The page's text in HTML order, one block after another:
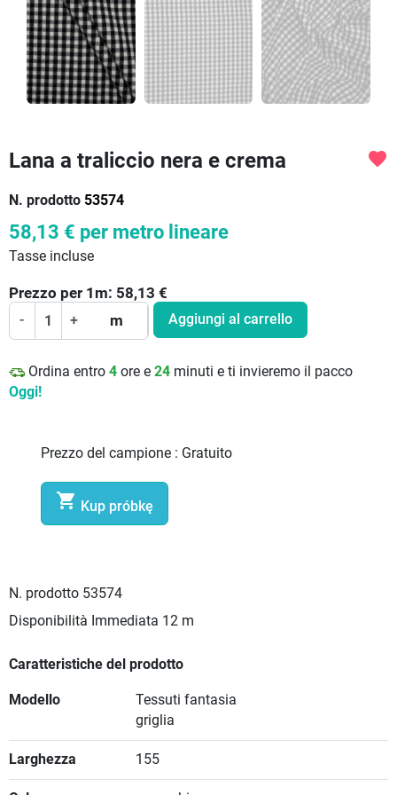
Lana a traliccio nera e crema
N. prodotto 53574
favorite
58,13 € per metro lineare
Tasse incluse
Prezzo per 1 m: 58,13 €
- + m Aggiungi al carrello
Ordina entro 4 ore e 24 minuti e ti invieremo il pacco
Oggi!
Prezzo del campione : Gratuito
 Kup próbkę
N. prodotto 53574
Disponibilità Immediata 12 m
Caratteristiche del prodotto
Modello
Tessuti fantasia
griglia
Larghezza 155